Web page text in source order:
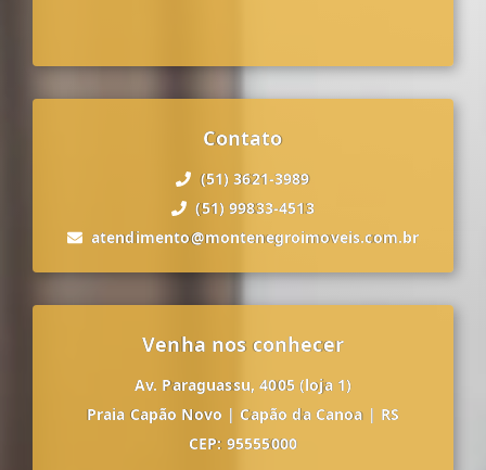
Contato
(51) 3621-3989
(51) 99833-4513
atendimento@montenegroimoveis.com.br
Venha nos conhecer
Av. Paraguassu, 4005 (loja 1)
Praia Capão Novo | Capão da Canoa | RS
CEP: 95555000